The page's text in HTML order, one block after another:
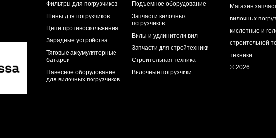
Фильтры для погрузчиков
Шины для погрузчиков
Цепи противоскольжения
Зарядные устройства
Тяговые аккумуляторные
батареи
Навесное оборудование
для вилочных погрузчиков
Подъемное оборудование
Запчасти вилочных
погрузчиков
Вилы и удлинители вил
Запчасти для стройтехники
Строительная техника
Вилочные погрузчики
Магазин
вилочных
кислотные и
строительной
техники.
© 2026